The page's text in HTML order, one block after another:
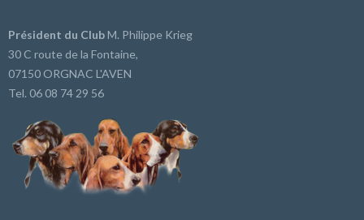
Président du ClubM. Philippe Krieg
30 C route de la Fontaine,
07150 ORGNAC L'AVEN
Tel. 06 08 74 29 56